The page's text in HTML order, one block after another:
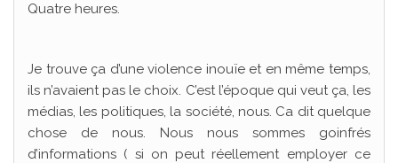
Quatre heures.
Je trouve ça d’une violence inouïe et en même temps,
ils n’avaient pas le choix. C’est l’époque qui veut ça, les
médias, les politiques, la société, nous. Ca dit quelque
chose de nous. Nous nous sommes goinfrés
d’informations ( si on peut réellement employer ce